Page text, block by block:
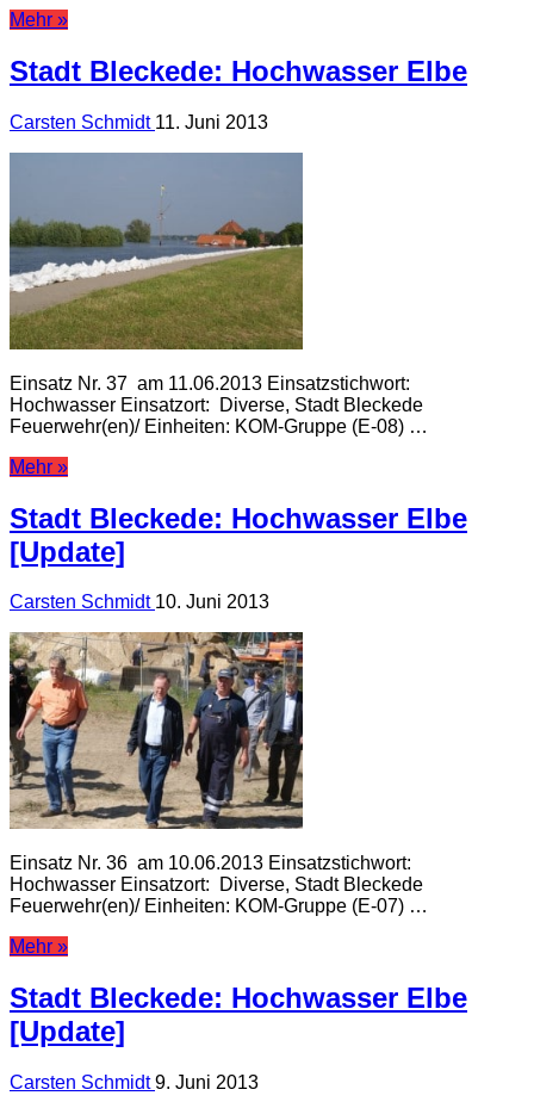
Mehr »
Stadt Bleckede: Hochwasser Elbe
Carsten Schmidt 11. Juni 2013
Einsatz Nr. 37 am 11.06.2013 Einsatzstichwort:
Hochwasser Einsatzort: Diverse, Stadt Bleckede
Feuerwehr(en)/ Einheiten: KOM-Gruppe (E-08) …
Mehr »
Stadt Bleckede: Hochwasser Elbe
[Update]
Carsten Schmidt 10. Juni 2013
Einsatz Nr. 36 am 10.06.2013 Einsatzstichwort:
Hochwasser Einsatzort: Diverse, Stadt Bleckede
Feuerwehr(en)/ Einheiten: KOM-Gruppe (E-07) …
Mehr »
Stadt Bleckede: Hochwasser Elbe
[Update]
Carsten Schmidt9. Juni 2013